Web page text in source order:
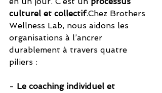
culturel et collectif.Chez Brothers
Wellness Lab, nous aidons les
organisations à l’ancrer
durablement à travers quatre
piliers :
- Le coaching individuel et